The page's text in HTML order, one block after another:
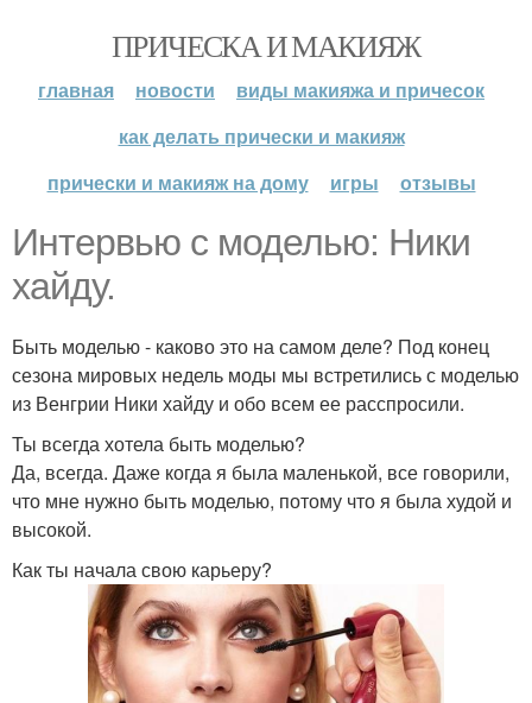
ПРИЧЕСКА И МАКИЯЖ
главная новости
виды макияжа и причесок
как делать прически и макияж
прически и макияж на дому
игры отзывы
Интервью с моделью: Ники
хайду.
Быть моделью - каково это на самом деле? Под конец
сезона мировых недель моды мы встретились с моделью
из Венгрии Ники хайду и обо всем ее расспросили.
Ты всегда хотела быть моделью?
Да, всегда. Даже когда я была маленькой, все говорили,
что мне нужно быть моделью, потому что я была худой и
высокой.
Как ты начала свою карьеру?